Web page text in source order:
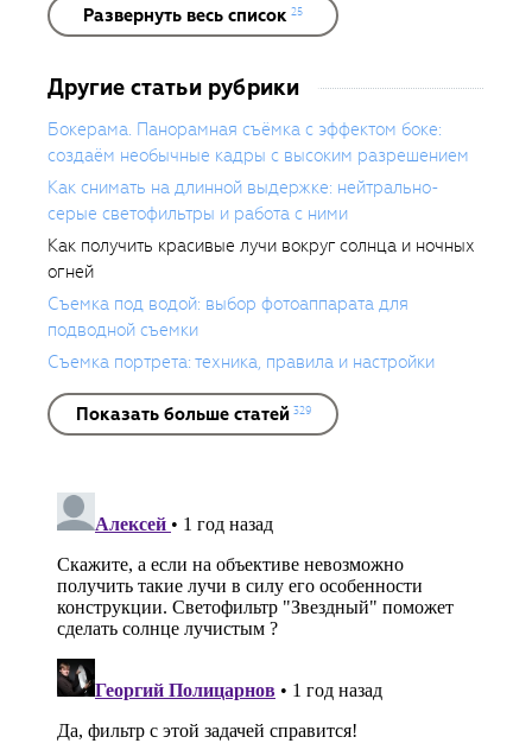
Развернуть весь список 25
Другие статьи рубрики
Бокерама. Панорамная съёмка с эффектом боке:
создаём необычные кадры с высоким разрешением
Как снимать на длинной выдержке: нейтрально-
серые светофильтры и работа с ними
Как получить красивые лучи вокруг солнца и ночных
огней
Съемка под водой: выбор фотоаппарата для
подводной съемки
Съемка портрета: техника, правила и настройки
Показать больше статей 329